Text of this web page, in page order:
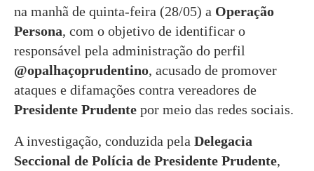
na manhã de quinta-feira (28/05) a Operação
Persona, com o objetivo de identificar o
responsável pela administração do perfil
@opalhaçoprudentino, acusado de promover
ataques e difamações contra vereadores de
Presidente Prudente por meio das redes sociais.
A investigação, conduzida pela Delegacia
Seccional de Polícia de Presidente Prudente,